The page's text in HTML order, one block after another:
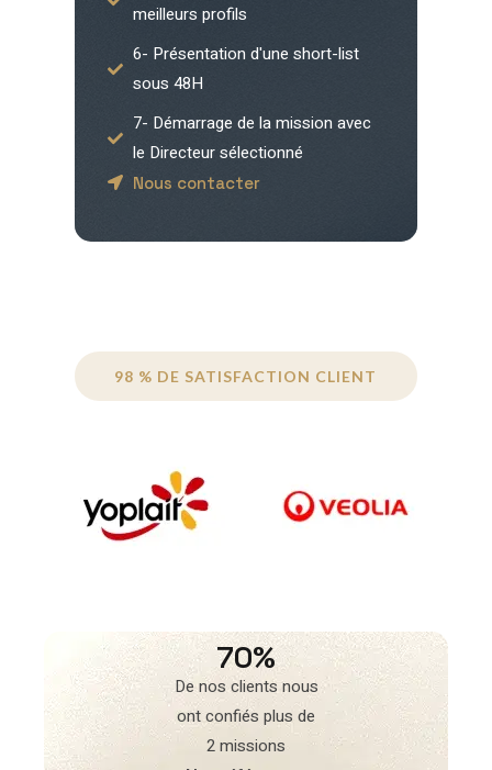
meilleurs profils
6- Présentation d'une short-list
sous 48H
7- Démarrage de la mission avec
le Directeur sélectionné
Nous contacter
98 % DE SATISFACTION CLIENT
70%
De nos clients nous
ont confiés plus de
2 missions